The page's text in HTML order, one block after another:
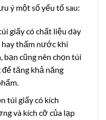
ý một số yếu tố sau:
giấy có chất liệu dày
hay thấm nước khi
cũng nên chọn túi
tăng khả năng
túi giấy có kích
và kích cỡ của lạp